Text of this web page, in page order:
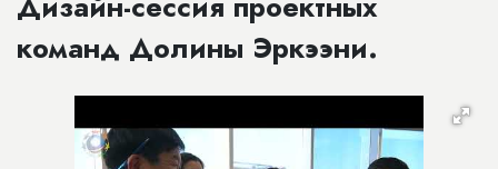
команд Долины Эркээни.